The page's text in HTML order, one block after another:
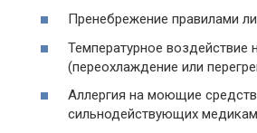
Пренебрежение правилами
Температурное воздействие
(переохлаждение или
Аллергия на моющие
сильнодействующих